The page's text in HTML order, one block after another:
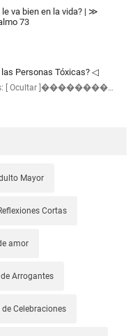
va bien en la vida? | ≫
73
Personas Tóxicas? ◁
[ Ocultar ]��������…
Mayor
Cortas
amor
de Arrogantes
de Celebraciones